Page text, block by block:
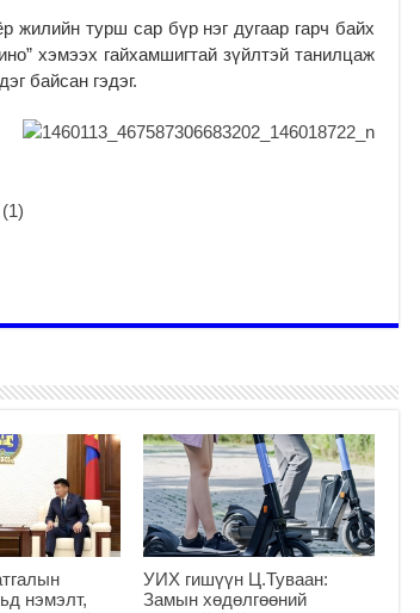
жилийн турш сар бүр нэг дугаар гарч байх
хэмээх гайхамшигтай зүйлтэй танилцаж
байсан гэдэг.
нэмэлт,
УИХ гишүүн Ц.Туваан:
Замын хөдөлгөөний